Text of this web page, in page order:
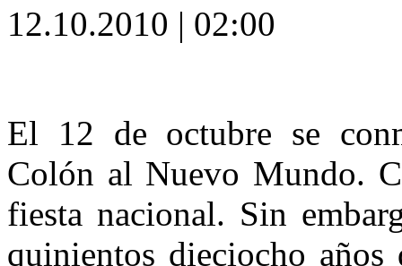
12.10.2010 | 02:00
El 12 de octubre se
Colón al Nuevo Mundo.
fiesta nacional. Sin
quinientos dieciocho años